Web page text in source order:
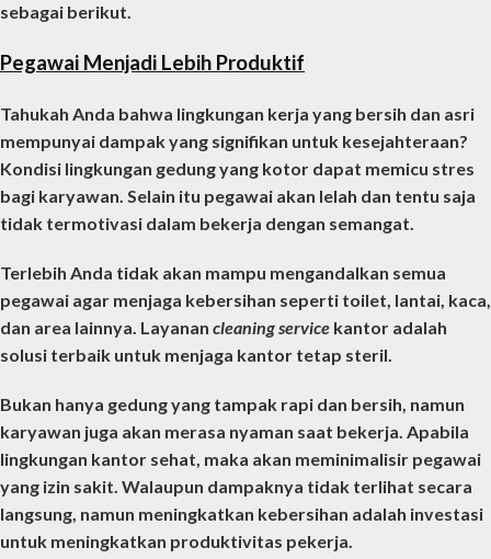
sebagai berikut.
Pegawai Menjadi Lebih Produktif
Tahukah Anda bahwa lingkungan kerja yang bersih dan asri
mempunyai dampak yang signifikan untuk kesejahteraan?
Kondisi lingkungan gedung yang kotor dapat memicu stres
bagi karyawan. Selain itu pegawai akan lelah dan tentu saja
tidak termotivasi dalam bekerja dengan semangat.
Terlebih Anda tidak akan mampu mengandalkan semua
pegawai agar menjaga kebersihan seperti toilet, lantai, kaca,
dan area lainnya. Layanan cleaning service kantor adalah
solusi terbaik untuk menjaga kantor tetap steril.
Bukan hanya gedung yang tampak rapi dan bersih, namun
karyawan juga akan merasa nyaman saat bekerja. Apabila
lingkungan kantor sehat, maka akan meminimalisir pegawai
yang izin sakit. Walaupun dampaknya tidak terlihat secara
langsung, namun meningkatkan kebersihan adalah investasi
untuk meningkatkan produktivitas pekerja.